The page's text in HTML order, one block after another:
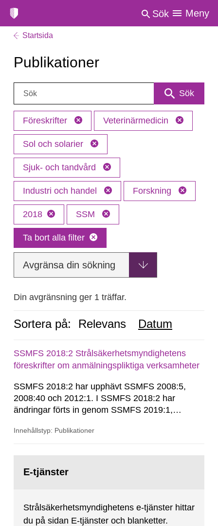
Sök Meny
Startsida
Publikationer
Sök: Sök
Föreskrifter Veterinärmedicin
Sol och solarier
Sjuk- och tandvård
Industri och handel Forskning
2018 SSM
Ta bort alla filter
Avgränsa din sökning
Din avgränsning ger 1 träffar.
Sortera på: Relevans Datum
SSMFS 2018:2 Strålsäkerhetsmyndighetens
föreskrifter om anmälningspliktiga verksamheter
SSMFS 2018:2 har upphävt SSMFS 2008:5,
2008:40 och 2012:1. I SSMFS 2018:2 har
ändringar förts in genom SSMFS 2019:1,
Innehållstyp: Publikationer
sida:E-tjänster
Strålsäkerhetsmyndighetens e-tjänster hittar
du på sidan E-tjänster och blanketter.